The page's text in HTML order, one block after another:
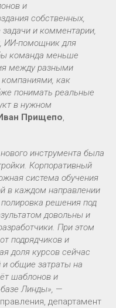
и
собственных,
и комментарии,
ИИ-помощник для
команда меньше
между разными
как
понимать реальные
в нужном
Прищепо,
инструмента была
Корпоративный
система обучения
в каждом направлении
решения под
довольны и
При этом
подрядчиков и
доля курсов сейчас
и общие затраты на
шаблонов и
Линды», —
департамент